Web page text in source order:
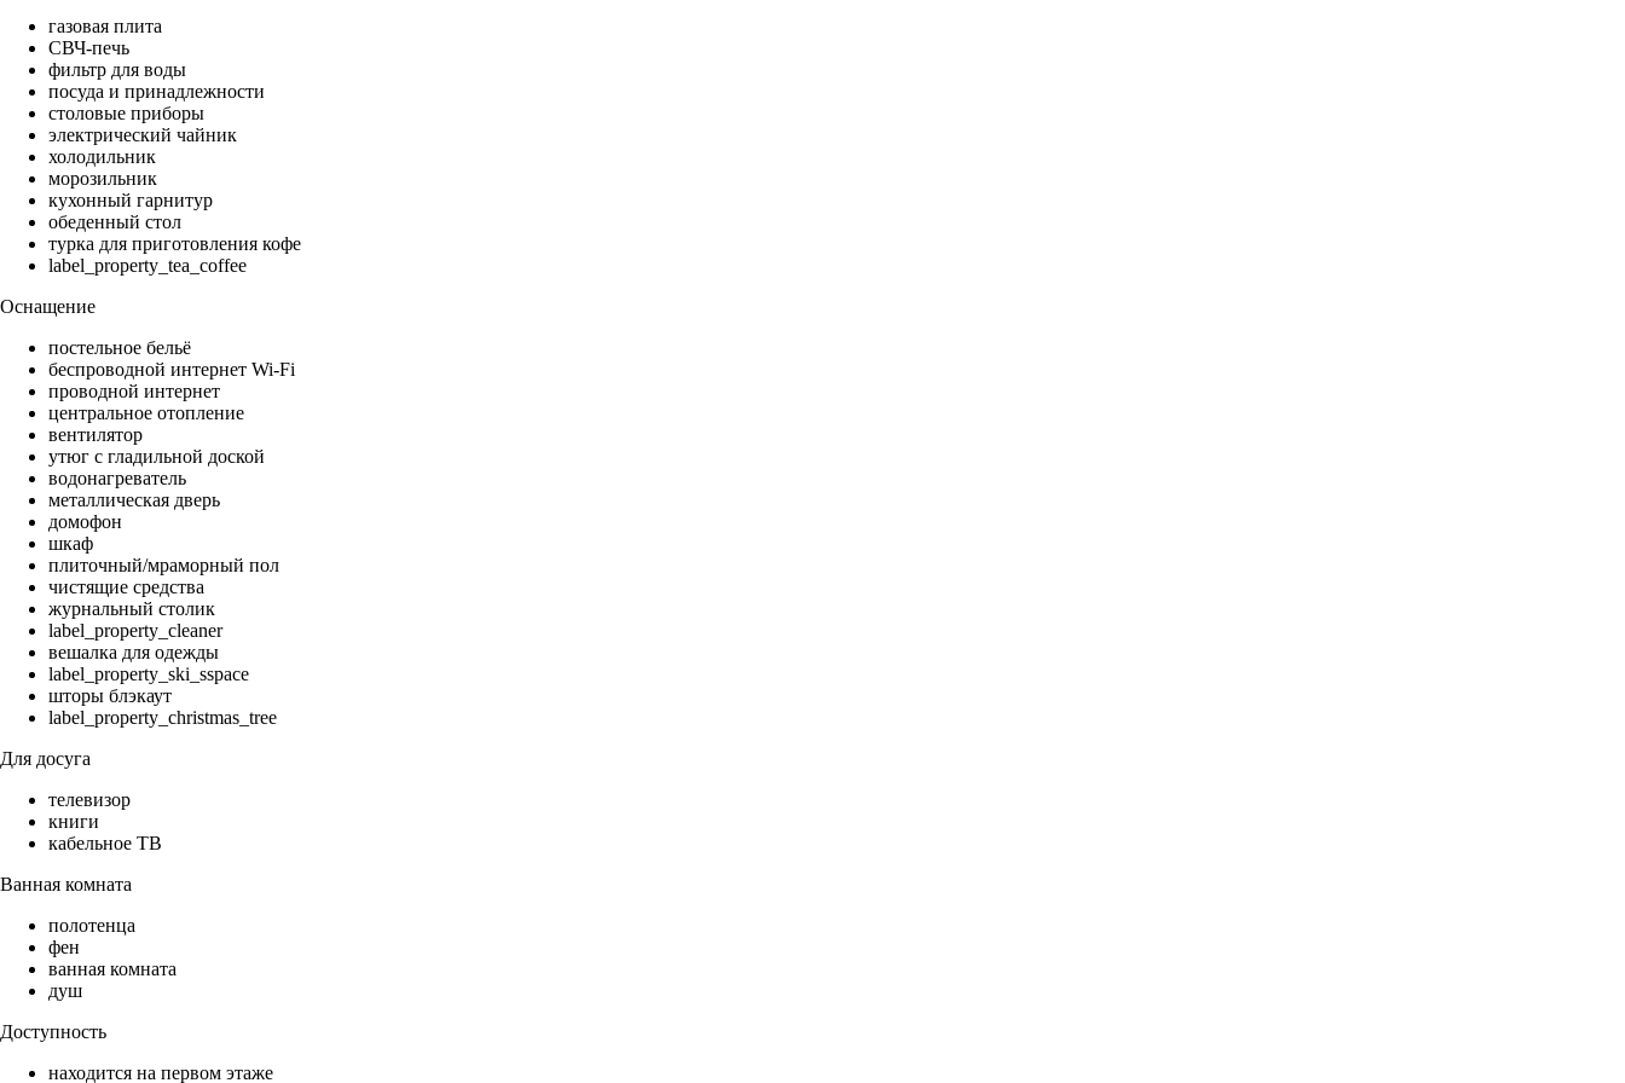
газовая плита
СВЧ-печь
фильтр для воды
посуда и принадлежности
столовые приборы
электрический чайник
холодильник
морозильник
кухонный гарнитур
обеденный стол
турка для приготовления кофе
label_property_tea_coffee
Оснащение
постельное бельё
беспроводной интернет Wi-Fi
проводной интернет
центральное отопление
вентилятор
утюг с гладильной доской
водонагреватель
металлическая дверь
домофон
шкаф
плиточный/мраморный пол
чистящие средства
журнальный столик
label_property_cleaner
вешалка для одежды
label_property_ski_sspace
шторы блэкаут
label_property_christmas_tree
Для досуга
телевизор
книги
кабельное ТВ
Ванная комната
полотенца
фен
ванная комната
душ
Доступность
находится на первом этаже